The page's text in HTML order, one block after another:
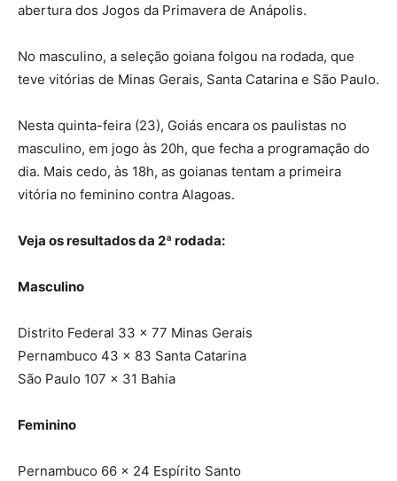
abertura dos Jogos da Primavera de Anápolis.
No masculino, a seleção goiana folgou na rodada, que
teve vitórias de Minas Gerais, Santa Catarina e São Paulo.
Nesta quinta-feira (23), Goiás encara os paulistas no
masculino, em jogo às 20h, que fecha a programação do
dia. Mais cedo, às 18h, as goianas tentam a primeira
vitória no feminino contra Alagoas.
Veja os resultados da 2ª rodada:
Masculino
Distrito Federal 33 x 77 Minas Gerais
Pernambuco 43 x 83 Santa Catarina
São Paulo 107 x 31 Bahia
Feminino
Pernambuco 66 x 24 Espírito Santo